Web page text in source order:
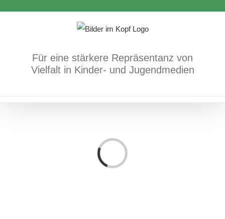
Für eine stärkere Repräsentanz von
Vielfalt in Kinder- und Jugendmedien
Loading...